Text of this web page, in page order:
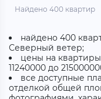
Найдено 400 квартир
найдено 400
Северный ветер;
цены на
11240000 до
все доступные
отделкой общей